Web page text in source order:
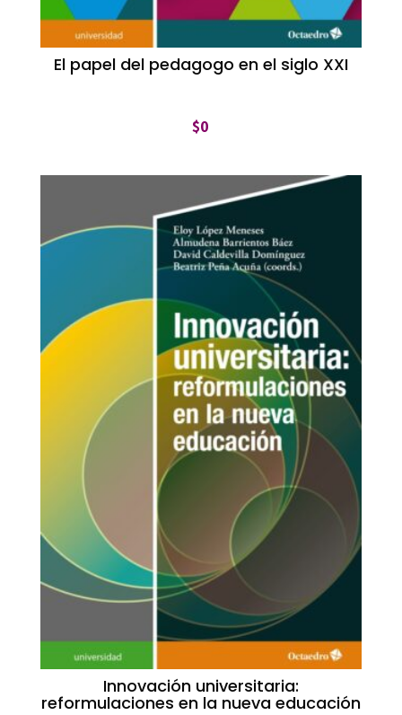
El papel del pedagogo en el siglo XXI
$0
Innovación universitaria:
reformulaciones en la nueva educación